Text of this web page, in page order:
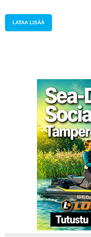
LATAA LISÄÄ